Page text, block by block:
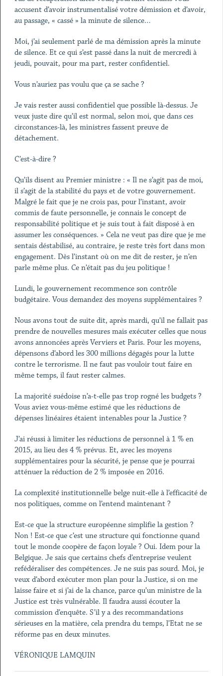
accusent d’avoir instrumentalisé votre démission et d’avoir,
au passage, « cassé » la minute de silence…
Moi, j’ai seulement parlé de ma démission après la minute
de silence. Et ce qui s’est passé dans la nuit de mercredi à
jeudi, pouvait, pour ma part, rester confidentiel.
Vous n’auriez pas voulu que ça se sache ?
Je vais rester aussi confidentiel que possible là-dessus. Je
veux juste dire qu’il est normal, selon moi, que dans ces
circonstances-là, les ministres fassent preuve de
détachement.
C’est-à-dire ?
Qu’ils disent au Premier ministre : « Il ne s’agit pas de moi,
il s’agit de la stabilité du pays et de votre gouvernement.
Malgré le fait que je ne crois pas, pour l’instant, avoir
commis de faute personnelle, je connais le concept de
responsabilité politique et je suis tout à fait disposé à en
assumer les conséquences. » Cela ne veut pas dire que je me
sentais déstabilisé, au contraire, je reste très fort dans mon
engagement. Dès l’instant où on me dit de rester, je n’en
parle même plus. Ce n’était pas du jeu politique !
Lundi, le gouvernement recommence son contrôle
budgétaire. Vous demandez des moyens supplémentaires ?
Nous avons tout de suite dit, après mardi, qu’il ne fallait pas
prendre de nouvelles mesures mais exécuter celles que nous
avons annoncées après Verviers et Paris. Pour les moyens,
dépensons d’abord les 300 millions dégagés pour la lutte
contre le terrorisme. Il ne faut pas vouloir tout faire en
même temps, il faut rester calmes.
La majorité suédoise n’a-t-elle pas trop rogné les budgets ?
Vous aviez vous-même estimé que les réductions de
dépenses linéaires étaient intenables pour la Justice ?
J’ai réussi à limiter les réductions de personnel à 1 % en
2015, au lieu des 4 % prévus. Et, avec les moyens
supplémentaires pour la sécurité, je pense que je pourrai
atténuer la réduction de 2 % imposée en 2016.
La complexité institutionnelle belge nuit-elle à l’efficacité de
nos politiques, comme on l’entend maintenant ?
Est-ce que la structure européenne simplifie la gestion ?
Non ! Est-ce que c’est une structure qui fonctionne quand
tout le monde coopère de façon loyale ? Oui. Idem pour la
Belgique. Je sais que certains chefs d’entreprise veulent
refédéraliser des compétences. Je ne suis pas sourd. Moi, je
veux d’abord exécuter mon plan pour la Justice, si on me
laisse faire et si j’ai de la chance, parce qu’un ministre de la
Justice est très vulnérable. Il faudra aussi écouter la
commission d’enquête. S’il y a des recommandations
sérieuses en la matière, cela prendra du temps, l’Etat ne se
réforme pas en deux minutes.
VÉRONIQUE LAMQUIN